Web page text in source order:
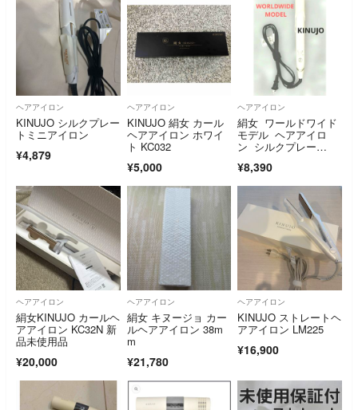
ヘアアイロン
KINUJO シルクプレー
トミニアイロン
¥4,879
ヘアアイロン
KINUJO 絹女 カール
ヘアアイロン ホワイ
ト KC032
¥5,000
ヘアアイロン
絹女 ワールドワイド
モデル ヘアアイロ
ン シルクプレー
¥8,390
ヘアアイロン
絹女KINUJO カールヘ
アアイロン KC32N 新
品未使用品
¥20,000
ヘアアイロン
絹女 キヌージョ カー
ルヘアアイロン 38m
m
¥21,780
ヘアアイロン
KINUJO ストレートヘ
アアイロン LM225
¥16,900